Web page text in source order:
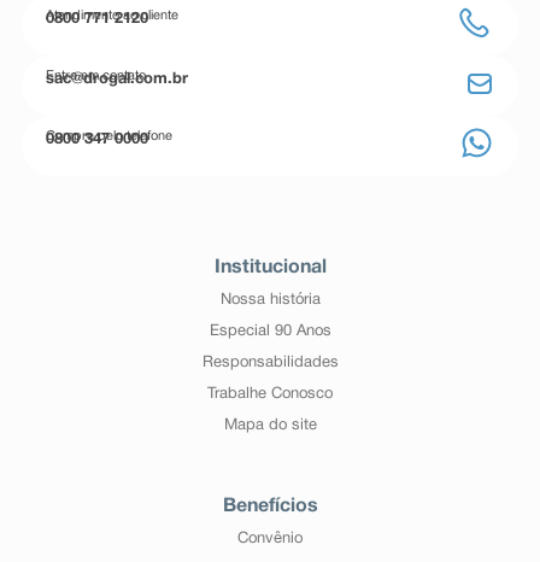
Atendimento ao cliente
0800 771 2120
Entre em contato
sac@drogal.com.br
Compre pelo telefone
0800 347 0000
Institucional
Nossa história
Especial 90 Anos
Responsabilidades
Trabalhe Conosco
Mapa do site
Benefícios
Convênio